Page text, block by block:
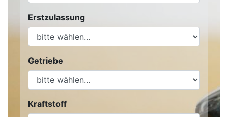
Erstzulassung
Getriebe
Kraftstoff